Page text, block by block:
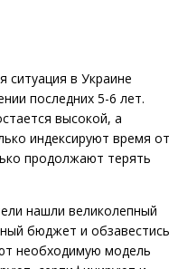
в Украине
последних 5-6 лет.
высокой, а
индексируют время от
продолжают терять
нашли великолепный
бюджет и обзавестись
необходимую модель